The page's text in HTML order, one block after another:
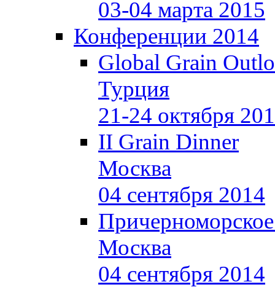
03-04 марта 2015
Конференции 2014
Global Grain
Турция
21-24 октября
II Grain Dinner
Москва
04 сентября 2014
Москва
04 сентября 2014